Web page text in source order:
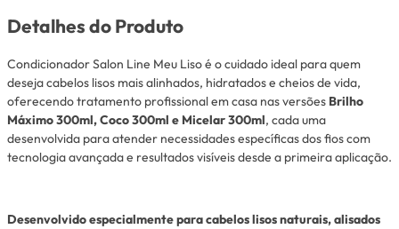
Detalhes do Produto
Condicionador Salon Line Meu Liso é o cuidado ideal para quem
deseja cabelos lisos mais alinhados, hidratados e cheios de vida,
oferecendo tratamento profissional em casa nas versões Brilho
Máximo 300ml, Coco 300ml e Micelar 300ml, cada uma
desenvolvida para atender necessidades específicas dos fios com
tecnologia avançada e resultados visíveis desde a primeira aplicação.
Desenvolvido especialmente para cabelos lisos naturais, alisados